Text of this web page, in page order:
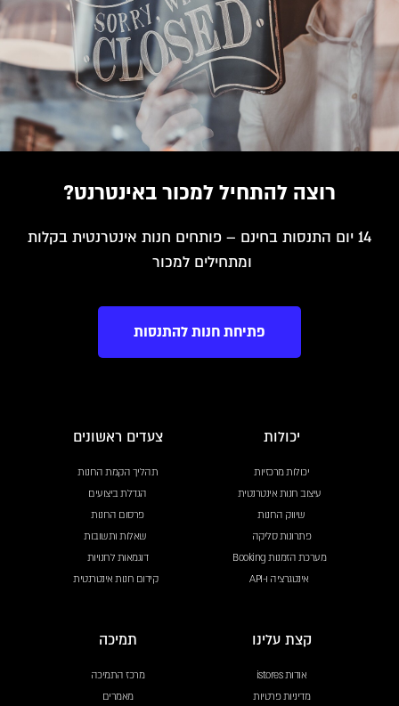
רוצה להתחיל למכור באינטרנט?
14 יום התנסות בחינם – פותחים חנות אינטרנטית בקלות
ומתחילים למכור
פתיחת חנות להתנסות
יכולות
יכולות מרכזיות
עיצוב חנות אינטרנטית
שיווק החנות
פתרונות סליקה
מערכת הזמנות Booking
אינטגרציה ו-API
צעדים ראשונים
תהליך הקמת החנות
הגדלת ביצועים
פרסום החנות
שאלות ותשובות
דוגמאות לחנויות
קידום חנות אינטרנטית
קצת עלינו
אודות istores
מדיניות פרטיות
תמיכה
מרכז התמיכה
מאמרים